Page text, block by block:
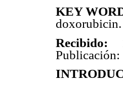
KEY
doxorubicin.
Recibido: